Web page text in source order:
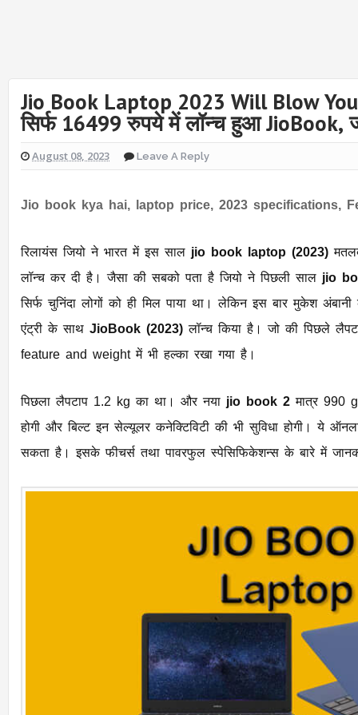
Jio Book Laptop 2023 Will Blow
सिर्फ 16499 रुपये में लॉन्च हुआ JioBook,
August 08, 2023 Leave A Reply
Jio book kya hai, laptop price, 2023 specifications,
रिलायंस जियो ने भारत में इस साल jio book laptop (2023)
लॉन्च कर दी है। जैसा की सबको पता है जियो ने पिछली साल jio
सिर्फ चुनिंदा लोगों को ही मिल पाया था। लेकिन इस बार मुकेश
एंट्री के साथ JioBook (2023) लॉन्च किया है। जो की पिछले
feature and weight में भी हल्का रखा गया है।
पिछला लैपटाप 1.2 kg का था। और नया jio book 2 मात्र 990
होगी और बिल्ट इन सेल्यूलर कनेक्टिविटी की भी सुविधा होगी। ये
सकता है। इसके फीचर्स तथा पावरफुल स्पेसिफिकेशन्स के बारे में